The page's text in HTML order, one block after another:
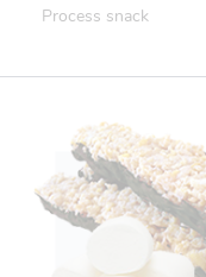
Process snack